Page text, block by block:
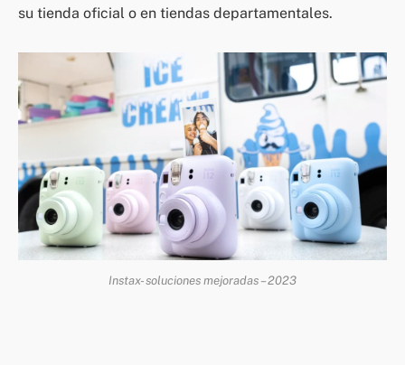
su tienda oficial o en tiendas departamentales.
Instax- soluciones mejoradas – 2023